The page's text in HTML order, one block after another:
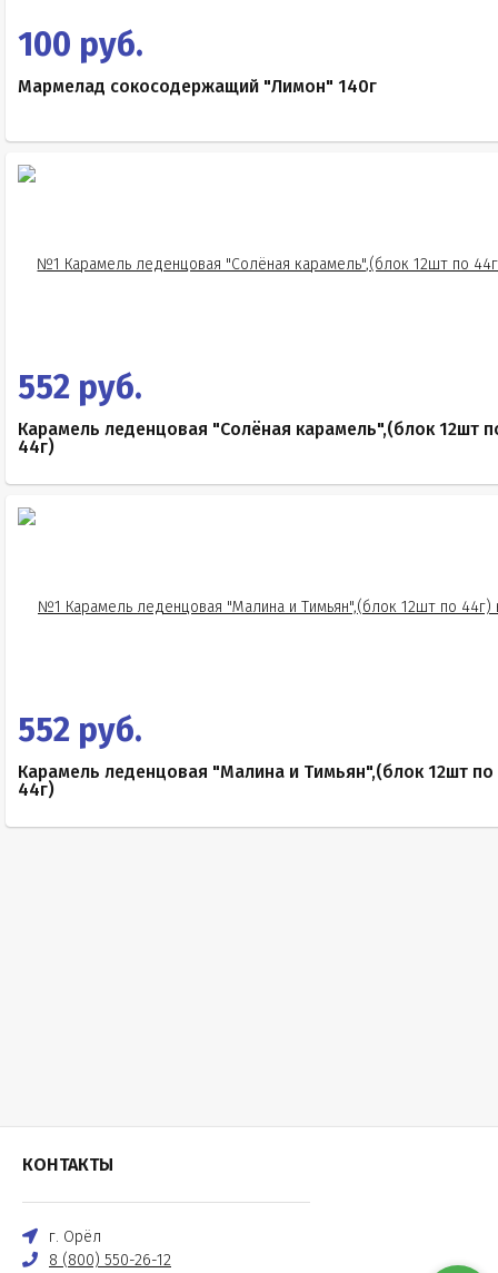
100 руб.
Мармелад сокосодержащий "Лимон" 140г
552 руб.
Карамель леденцовая "Солёная карамель",(блок 12шт
44г)
552 руб.
Карамель леденцовая "Малина и Тимьян",(блок 12шт по
44г)
КОНТАКТЫ
г. Орёл
8 (800) 550-26-12